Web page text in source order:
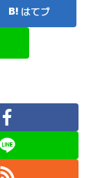
はてブ